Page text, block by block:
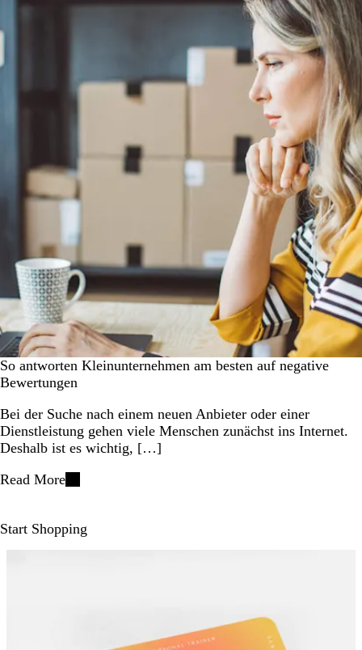
So antworten Kleinunternehmen am besten auf negative
Bewertungen
Bei der Suche nach einem neuen Anbieter oder einer
Dienstleistung gehen viele Menschen zunächst ins Internet.
Deshalb ist es wichtig, […]
Read More
Start Shopping